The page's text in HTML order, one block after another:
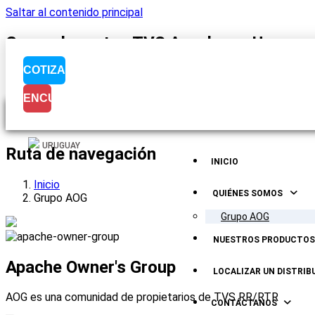
Saltar al contenido principal
Grupo de motos TVS Apache en Uruguay
URUGUAY
INICIO
QUIÉNES SOMOS
Grupo AOG
NUESTROS PRODUCTOS
LOCALIZAR UN
CONTÁCTANOS
COTIZA
ENCUENTRÁNOS
Ruta de navegación
Inicio
Grupo AOG
Apache Owner's Group
AOG es una comunidad de propietarios de TVS RR/RTR